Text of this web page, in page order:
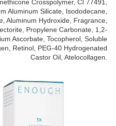
Crosspolymer, CI 77491,
Aluminum Silicate, Isododecane,
Aluminum Hydroxide, Fragrance,
Propylene Carbonate, 1,2-
Ascorbate, Tocopherol, Soluble
Retinol, PEG-40 Hydrogenated
Castor Oil, Atelocollagen.